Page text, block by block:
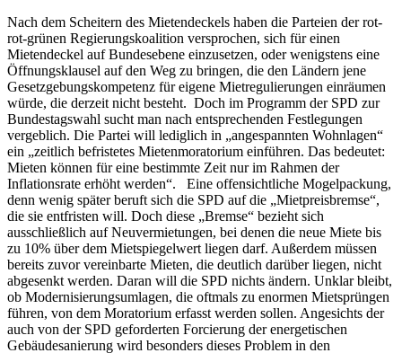
Nach dem Scheitern des Mietendeckels haben die Parteien der rot-
rot-grünen Regierungskoalition versprochen, sich für einen
Mietendeckel auf Bundesebene einzusetzen, oder wenigstens eine
Öffnungsklausel auf den Weg zu bringen, die den Ländern jene
Gesetzgebungskompetenz für eigene Mietregulierungen einräumen
würde, die derzeit nicht besteht. Doch im Programm der SPD zur
Bundestagswahl sucht man nach entsprechenden Festlegungen
vergeblich. Die Partei will lediglich in „angespannten Wohnlagen“
ein „zeitlich befristetes Mietenmoratorium einführen. Das bedeutet:
Mieten können für eine bestimmte Zeit nur im Rahmen der
Inflationsrate erhöht werden“. Eine offensichtliche Mogelpackung,
denn wenig später beruft sich die SPD auf die „Mietpreisbremse“,
die sie entfristen will. Doch diese „Bremse“ bezieht sich
ausschließlich auf Neuvermietungen, bei denen die neue Miete bis
zu 10% über dem Mietspiegelwert liegen darf. Außerdem müssen
bereits zuvor vereinbarte Mieten, die deutlich darüber liegen, nicht
abgesenkt werden. Daran will die SPD nichts ändern. Unklar bleibt,
ob Modernisierungsumlagen, die oftmals zu enormen Mietsprüngen
führen, von dem Moratorium erfasst werden sollen. Angesichts der
auch von der SPD geforderten Forcierung der energetischen
Gebäudesanierung wird besonders dieses Problem in den